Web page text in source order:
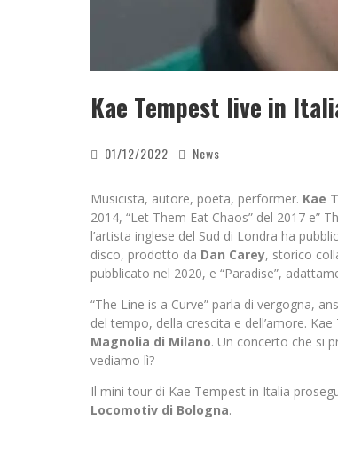
Kae Tempest live in
01/12/2022 News
Musicista, autore, poeta, performer. Kae
2014, “Let Them Eat Chaos” del 2017 e”
l’artista inglese del Sud di Londra ha
disco, prodotto da Dan Carey, storico
pubblicato nel 2020, e “Paradise”,
“The Line is a Curve” parla di vergogna,
del tempo, della crescita e dell’amore.
Magnolia di Milano. Un concerto che si
vediamo lì?
Il mini tour di Kae Tempest in Italia
Locomotiv di Bologna.